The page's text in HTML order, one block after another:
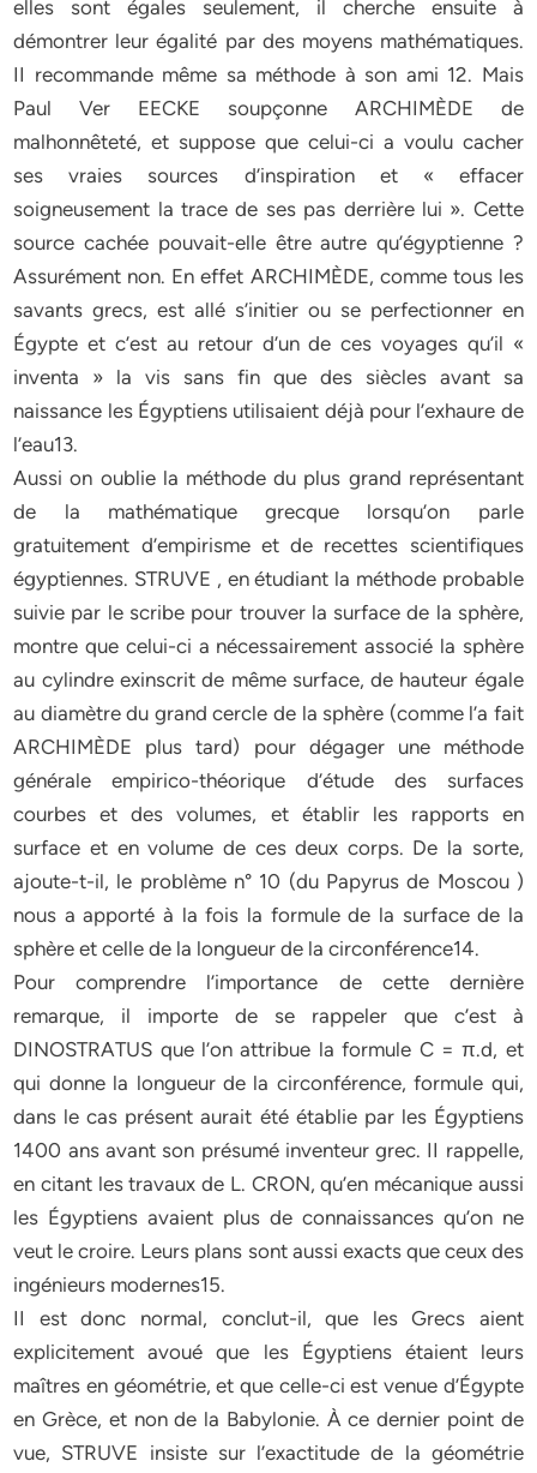
elles sont égales seulement, il cherche ensuite à
démontrer leur égalité par des moyens mathématiques.
II recommande même sa méthode à son ami 12. Mais
Paul Ver EECKE soupçonne ARCHIMÈDE de
malhonnêteté, et suppose que celui-ci a voulu cacher
ses vraies sources d’inspiration et « effacer
soigneusement la trace de ses pas derrière lui ». Cette
source cachée pouvait-elle être autre qu’égyptienne ?
Assurément non. En effet ARCHIMÈDE, comme tous les
savants grecs, est allé s’initier ou se perfectionner en
Égypte et c’est au retour d’un de ces voyages qu’il «
inventa » la vis sans fin que des siècles avant sa
naissance les Égyptiens utilisaient déjà pour l’exhaure de
l’eau13.
Aussi on oublie la méthode du plus grand représentant
de la mathématique grecque lorsqu’on parle
gratuitement d’empirisme et de recettes scientifiques
égyptiennes. STRUVE , en étudiant la méthode probable
suivie par le scribe pour trouver la surface de la sphère,
montre que celui-ci a nécessairement associé la sphère
au cylindre exinscrit de même surface, de hauteur égale
au diamètre du grand cercle de la sphère (comme l’a fait
ARCHIMÈDE plus tard) pour dégager une méthode
générale empirico-théorique d’étude des surfaces
courbes et des volumes, et établir les rapports en
surface et en volume de ces deux corps. De la sorte,
ajoute-t-il, le problème n° 10 (du Papyrus de Moscou )
nous a apporté à la fois la formule de la surface de la
sphère et celle de la longueur de la circonférence14.
Pour comprendre l’importance de cette dernière
remarque, il importe de se rappeler que c’est à
DINOSTRATUS que l’on attribue la formule C = π.d, et
qui donne la longueur de la circonférence, formule qui,
dans le cas présent aurait été établie par les Égyptiens
1400 ans avant son présumé inventeur grec. II rappelle,
en citant les travaux de L. CRON, qu’en mécanique aussi
les Égyptiens avaient plus de connaissances qu’on ne
veut le croire. Leurs plans sont aussi exacts que ceux des
ingénieurs modernes15.
II est donc normal, conclut-il, que les Grecs aient
explicitement avoué que les Égyptiens étaient leurs
maîtres en géométrie, et que celle-ci est venue d’Égypte
en Grèce, et non de la Babylonie. À ce dernier point de
vue, STRUVE insiste sur l’exactitude de la géométrie